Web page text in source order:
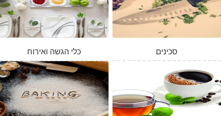
המלאי אזל
כלי הגשה ואירוח סכינים